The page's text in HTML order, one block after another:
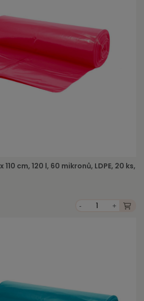
cm, 120 l, 60 mikronů, LDPE, 20 ks,
- +